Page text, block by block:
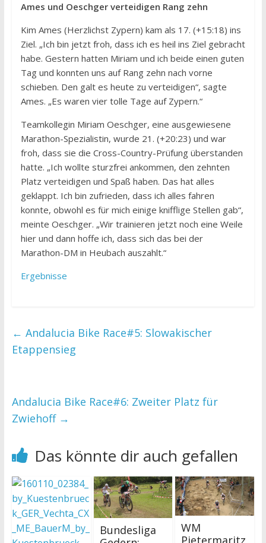
Ames und Oeschger verteidigen Rang zehn
Kim Ames (Herzlichst Zypern) kam als 17. (+15:18) ins
Ziel. „Ich bin jetzt froh, dass ich es heil ins Ziel gebracht
habe. Gestern hatten Miriam und ich beide einen guten
Tag und konnten uns auf Rang zehn nach vorne
schieben. Den galt es heute zu verteidigen“, sagte
Ames. „Es waren vier tolle Tage auf Zypern.“
Teamkollegin Miriam Oeschger, eine ausgewiesene
Marathon-Spezialistin, wurde 21. (+20:23) und war
froh, dass sie die Cross-Country-Prüfung überstanden
hatte. „Ich wollte sturzfrei ankommen, den zehnten
Platz verteidigen und Spaß haben. Das hat alles
geklappt. Ich bin zufrieden, dass ich alles fahren
konnte, obwohl es für mich einige knifflige Stellen gab“,
meinte Oeschger. „Wir trainieren jetzt noch eine Weile
hier und dann hoffe ich, dass sich das bei der
Marathon-DM in Heubach auszahlt.“
Ergebnisse
← Andalucia Bike Race#5: Slowakischer
Etappensieg
Andalucia Bike Race#6: Zweiter Platz für
Zwiehoff →
Das könnte dir auch gefallen
Bundesliga
WM